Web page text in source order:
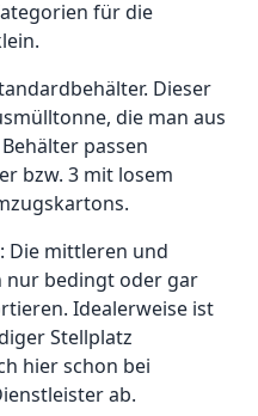
für die
Dieser
die man aus
passen
bzw. 3 mit losem
Die mittleren und
nur bedingt oder gar
Idealerweise ist
Stellplatz
hier schon bei
ab.